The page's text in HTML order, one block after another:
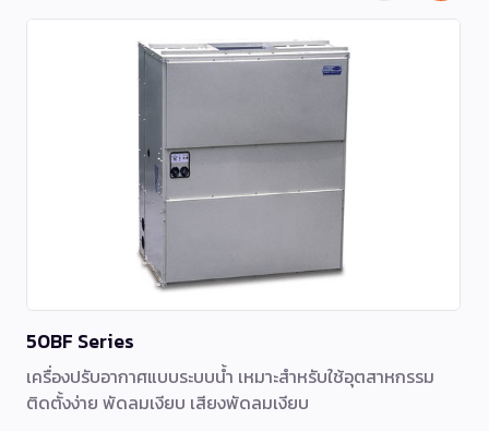
50BF Series
เครื่องปรับอากาศแบบระบบน้ำ เหมาะสำหรับใช้อุตสาหกรรม
ติดตั้งง่าย พัดลมเงียบ เสียงพัดลมเงียบ